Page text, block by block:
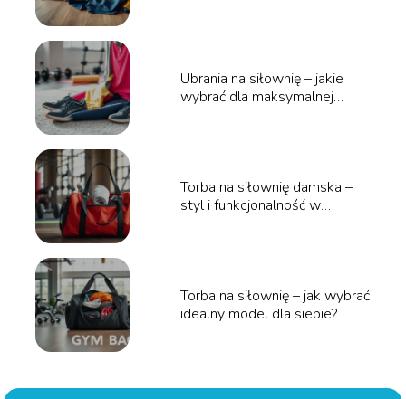
Ubrania na siłownię – jakie
wybrać dla maksymalnej
Torba na siłownię damska –
styl i funkcjonalność w
Torba na siłownię – jak wybrać
idealny model dla siebie?